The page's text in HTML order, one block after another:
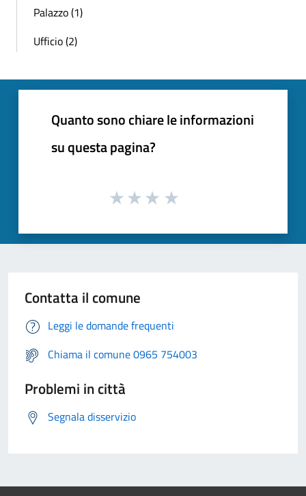
Palazzo (1)
Ufficio (2)
Quanto sono chiare le informazioni
su questa pagina?
Contatta il comune
Leggi le domande frequenti
Chiama il comune 0965 754003
Problemi in città
Segnala disservizio